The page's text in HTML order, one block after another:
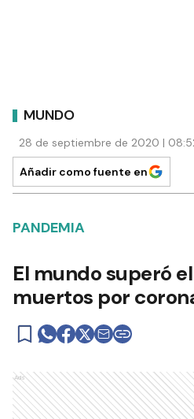
MUNDO
28 de septiembre de 2020 |
Añadir como fuente en
PANDEMIA
El mundo superó
muertos por
Ads